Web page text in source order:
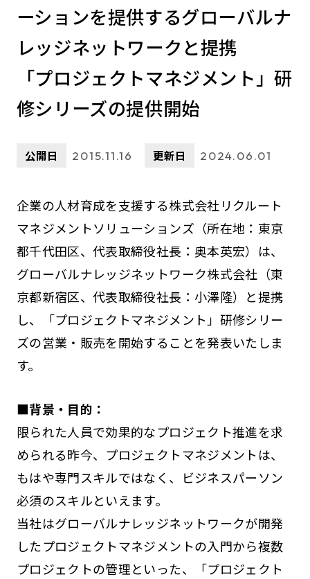
ーションを提供するグローバルナ
レッジネットワークと提携
「プロジェクトマネジメント」研
修シリーズの提供開始
公開日 2015.11.16 更新日 2024.06.01
企業の人材育成を支援する株式会社リクルート
マネジメントソリューションズ（所在地：東京
都千代田区、代表取締役社長：奥本英宏）は、
グローバルナレッジネットワーク株式会社（東
京都新宿区、代表取締役社長：小澤隆）と提携
し、「プロジェクトマネジメント」研修シリー
ズの営業・販売を開始することを発表いたしま
す。
■背景・目的：
限られた人員で効果的なプロジェクト推進を求
められる昨今、プロジェクトマネジメントは、
もはや専門スキルではなく、ビジネスパーソン
必須のスキルといえます。
当社はグローバルナレッジネットワークが開発
したプロジェクトマネジメントの入門から複数
プロジェクトの管理といった、「プロジェクト